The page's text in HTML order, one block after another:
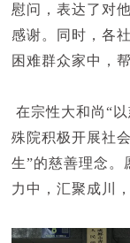
慰问，表达了对
感谢。同时，各
困难群众家中，
在宗性大和尚“
殊院积极开展社
生”的慈善理念。
力中，汇聚成川